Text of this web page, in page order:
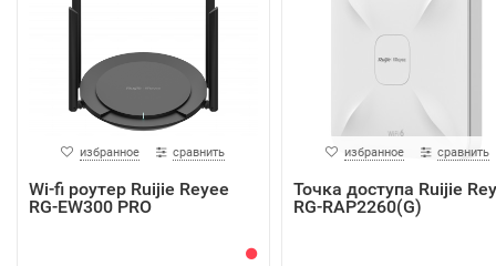
избранное сравнить
Wi-fi роутер Ruijie Reyee
RG-EW300 PRO
избранное сравнить
Точка доступа Ruijie
RG-RAP2260(G)